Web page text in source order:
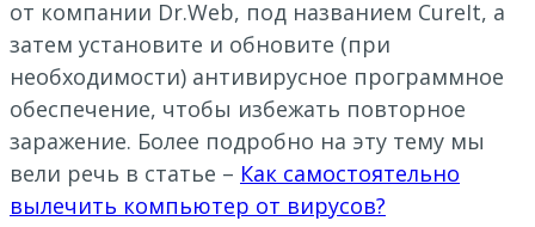
от компании Dr.Web, под названием CureIt, а
затем установите и обновите (при
необходимости) антивирусное программное
обеспечение, чтобы избежать повторное
заражение. Более подробно на эту тему мы
вели речь в статье – Как самостоятельно
вылечить компьютер от вирусов?